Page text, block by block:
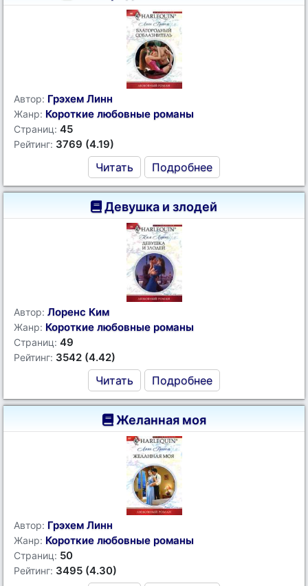
Автор: Грэхем Линн
Жанр: Короткие любовные романы
Страниц: 45
Рейтинг: 3769 (4.19)
Читать Подробнее
Девушка и злодей
Автор: Лоренс Ким
Жанр: Короткие любовные романы
Страниц: 49
Рейтинг: 3542 (4.42)
Читать Подробнее
Желанная моя
Автор: Грэхем Линн
Жанр: Короткие любовные романы
Страниц: 50
Рейтинг: 3495 (4.30)